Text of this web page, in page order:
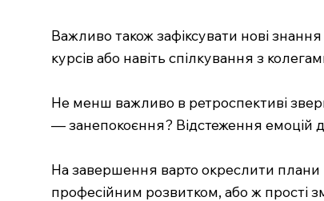
Важливо також зафіксувати нові
курсів або навіть спілкування з
Не менш важливо в ретроспективі
— занепокоєння? Відстеження емоцій
На завершення варто окреслити плани
професійним розвитком, або ж прості